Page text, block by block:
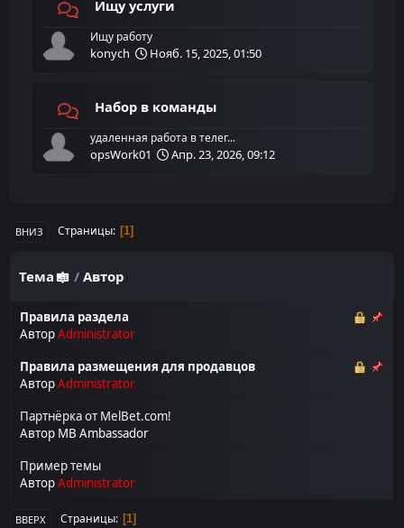
Ищу услуги
Ищу работу
konych Нояб. 15, 2025, 01:50
Набор в команды
удаленная работа в телег...
opsWork01 Апр. 23, 2026, 09:12
ВНИЗ Страницы 1
Тема /Автор
Правила раздела
АвторAdministrator
Правила размещения для продавцов
АвторAdministrator
Партнёрка от MelBet.com!
Автор MB Ambassador
Пример темы
АвторAdministrator
ВВЕРХ Страницы 1